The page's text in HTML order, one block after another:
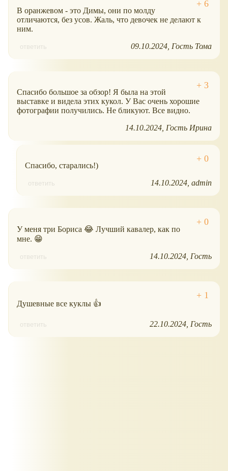
В оранжевом - это Димы, они по молду
отличаются, без усов. Жаль, что девочек не делают к
ним.
ответить 09.10.2024 Гость Тома
Спасибо большое за обзор! Я была на этой
выставке и видела этих кукол. У Вас очень хорошие
фотографии получились. Не бликуют. Все видно.
14.10.2024 Гость Ирина
Спасибо, старались!)
ответить 14.10.2024 admin
У меня три Бориса 😂 Лучший кавалер, как по
мне. 😁
ответить 14.10.2024 Гость
Душевные все куклы 👍
ответить 22.10.2024 Гость